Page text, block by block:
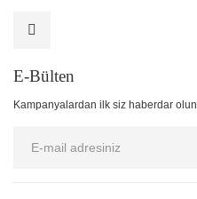
E-Bülten
Kampanyalardan ilk siz haberdar olun.